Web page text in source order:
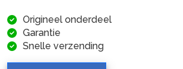
Origineel onderdeel
Garantie
Snelle verzending